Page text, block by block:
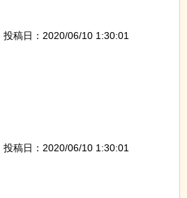
投稿日：2020/06/10 1:30:01
投稿日：2020/06/10 1:30:01